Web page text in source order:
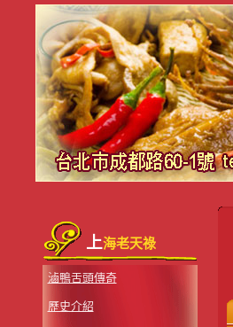
上海老天祿
滷鴨舌頭傳奇
歷史介紹